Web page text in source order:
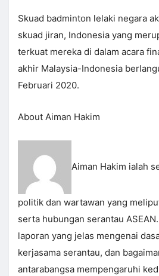
Skuad badminton lelaki negara
skuad jiran, Indonesia yang
terkuat mereka di dalam acara
akhir Malaysia-Indonesia
Februari 2020.
About Aiman Hakim
Aiman Hakim ialah
politik dan wartawan yang
serta hubungan serantau
laporan yang jelas mengenai
kerjasama serantau, dan
antarabangsa mempengaruhi